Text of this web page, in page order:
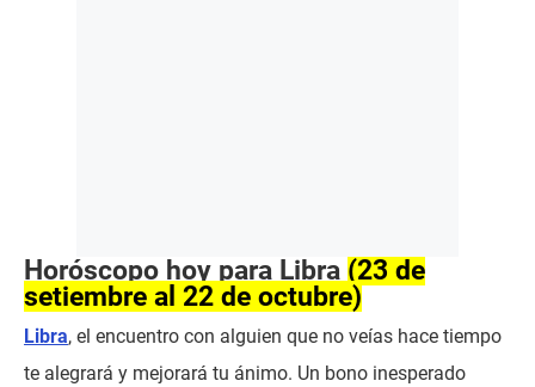
Horóscopo hoy para Libra (23 de
setiembre al 22 de octubre)
Libra, el encuentro con alguien que no veías hace tiempo
te alegrará y mejorará tu ánimo. Un bono inesperado